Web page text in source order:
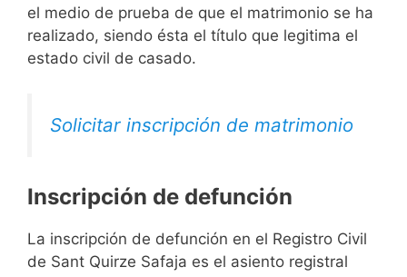
el medio de prueba de que el matrimonio se ha
realizado, siendo ésta el título que legitima el
estado civil de casado.
Solicitar inscripción de matrimonio
Inscripción de defunción
La inscripción de defunción en el Registro Civil
de Sant Quirze Safaja es el asiento registral